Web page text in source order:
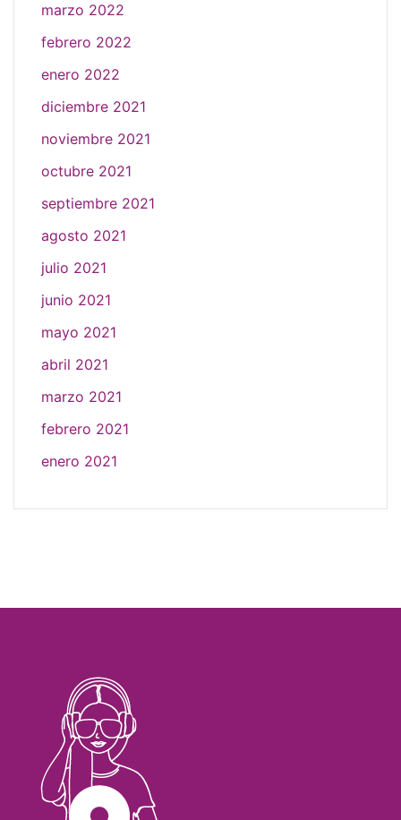
marzo 2022
febrero 2022
enero 2022
diciembre 2021
noviembre 2021
octubre 2021
septiembre 2021
agosto 2021
julio 2021
junio 2021
mayo 2021
abril 2021
marzo 2021
febrero 2021
enero 2021